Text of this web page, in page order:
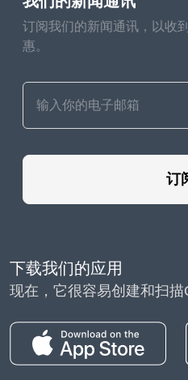
订阅我们的新闻通讯，以收
惠。
订
下载我们的应用
现在，它很容易创建和扫描